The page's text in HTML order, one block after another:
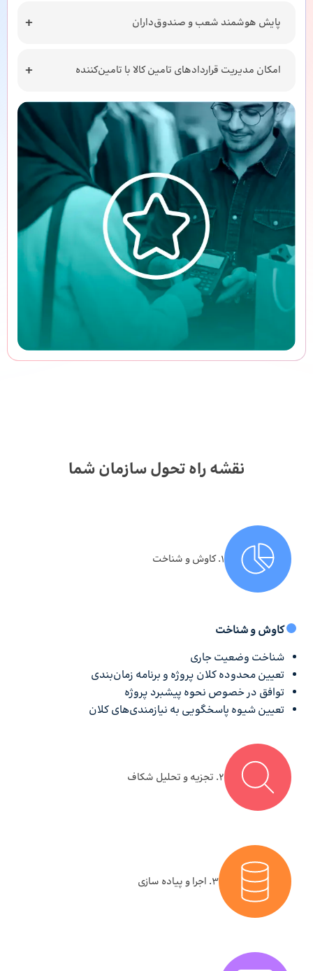
پایش هوشمند شعب و صندوق‌داران
امکان مدیریت قراردادهای تامین کالا با تامین‌کننده
نقشه راه تحول سازمان شما
۱. کاوش و شناخت
کاوش و شناخت
شناخت وضعیت جاری
تعیین محدوده کلان پروژه و برنامه زمان‌بندی
توافق در خصوص نحوه پیشبرد پروژه
تعیین شیوه پاسخگویی به نیازمندی‌های کلان
۲. تجزیه و تحلیل شکاف
۳. اجرا و پیاده سازی